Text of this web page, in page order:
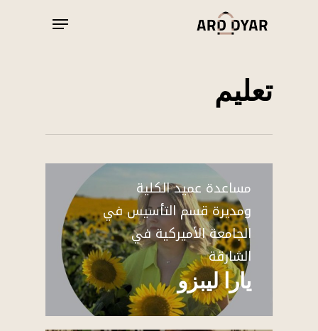
Menu
تعليم
مساعدة عميد الكلية
ومديرة قسم التأسيس في
الجامعة الأميركية في
الشارقة
يارا ليبزو